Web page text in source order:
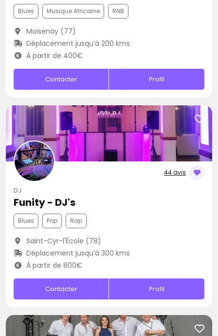
Blues Musique Africaine RNB
Moisenay (77)
Déplacement jusqu’à 200 kms
À partir de 400€
Contacter Profil
44 avis
DJ
Funity - DJ's
Blues Pop Rap
Saint-Cyr-l'École (78)
Déplacement jusqu’à 300 kms
À partir de 800€
Contacter Profil